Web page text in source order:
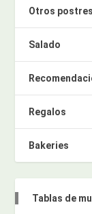
Otros postres
Salado
Regalos
Bakeries
Tablas de